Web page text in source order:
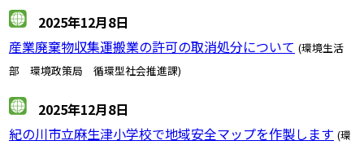
2025年12月8日
産業廃棄物収集運搬業の許可の取消処分について (環境生活
部 環境政策局 循環型社会推進課)
2025年12月8日
紀の川市立麻生津小学校で地域安全マップを作製します (環